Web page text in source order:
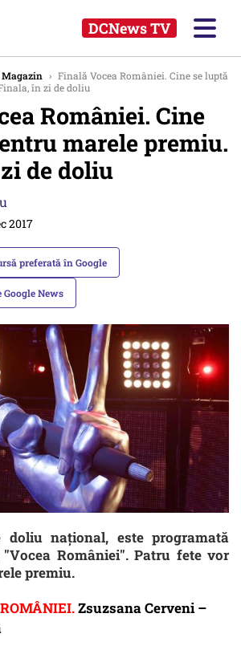
DCNews TV
Magazin › Finală Vocea României. Cine se luptă
în zi de doliu
României. Cine
marele premiu.
de doliu
2017
preferată în Google
Google News
naţional, este programată
României". Patru fete vor
premiu.
Zsuzsana Cerveni –